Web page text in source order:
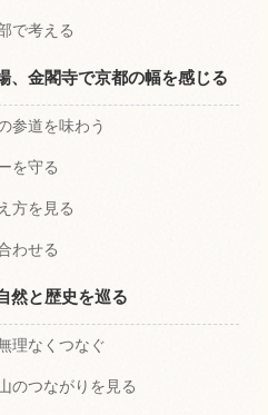
で考える
、金閣寺で京都の幅を感じる
参道を味わう
を守る
方を見る
わせる
然と歴史を巡る
理なくつなぐ
のつながりを見る